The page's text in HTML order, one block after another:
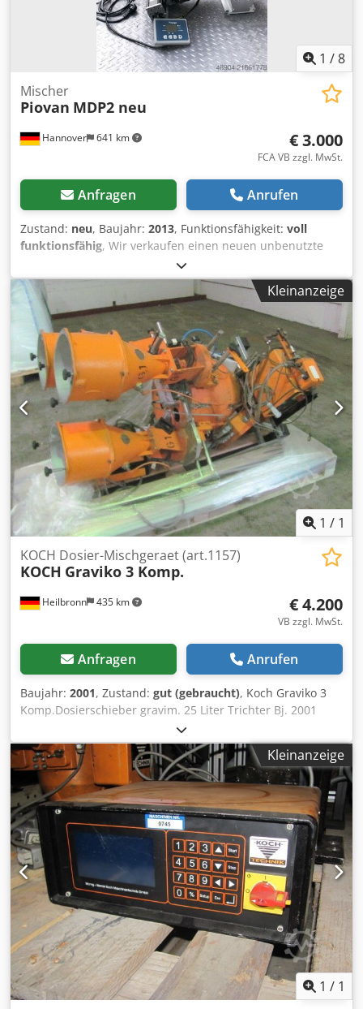
1 /8
Hannover 641 km
Mischer
Piovan MDP2 neu
€ 3.000
FCA VB zzgl. MwSt.
Anfragen Anrufen
Zustand: neu, Baujahr: 2013, Funktionsfähigkeit: voll
funktionsfähig, Wir verkaufen einen neuen unbenutzte
Einfärbanlage Piovan Type MDP2 Baujahr 2013 unbenutzt
fabrikneu SG 80 28/13 I 24:1 VOLUMETRISCHER DOSIERER
Von 5 g/h bis 150 kg/h Neupreis: ca. 7.000 euro
Dkodpfeyzccwsx Abror Hohe Genauigkeit dank einer
breiten Palette von Getriebeuntersetzungen und einer
schrägen Schneckengeometrie Perfekter Fluss dank
zentralem Blockdesign Einfache und schnelle Reinigung
Kleinanzeige
1 / 1
Heilbronn 435 km
KOCH Dosier-Mischgeraet (art.1157)
KOCH Graviko 3 Komp.
€ 4.200
VB zzgl. MwSt.
Anfragen Anrufen
Baujahr: 2001, Zustand: gut (gebraucht), Koch Graviko 3
Komp.Dosierschieber gravim. 25 Liter Trichter Bj. 2001
Preis: 4.200 € Dkjdpfshm Suxex Abror Ansprechpartner:
Herr Rainer Eckerle
Kleinanzeige
1 / 1